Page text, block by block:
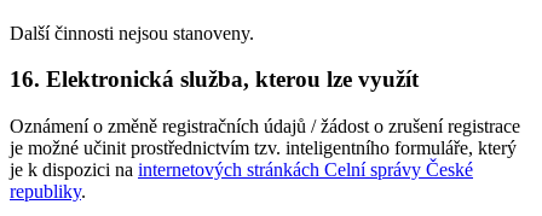
Další činnosti nejsou stanoveny.
16. Elektronická služba, kterou lze využít
Oznámení o změně registračních údajů / žádost o zrušení registrace
je možné učinit prostřednictvím tzv. inteligentního formuláře, který
je k dispozici na internetových stránkách Celní správy České
republiky.